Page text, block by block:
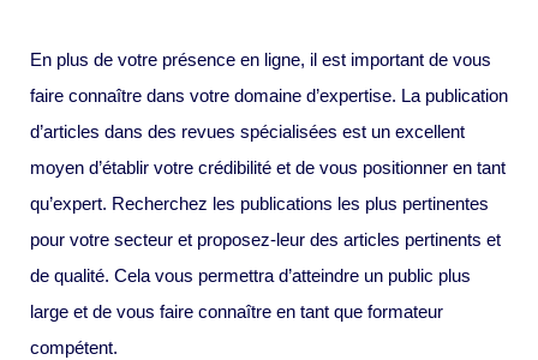
En plus de votre présence en ligne, il est important de vous
faire connaître dans votre domaine d’expertise. La publication
d’articles dans des revues spécialisées est un excellent
moyen d’établir votre crédibilité et de vous positionner en tant
qu’expert. Recherchez les publications les plus pertinentes
pour votre secteur et proposez-leur des articles pertinents et
de qualité. Cela vous permettra d’atteindre un public plus
large et de vous faire connaître en tant que formateur
compétent.